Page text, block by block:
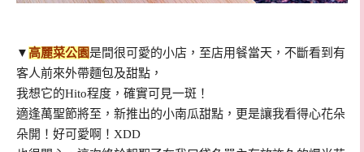
▼高麗菜公園是間很可愛的小店，至店用餐當天，不斷看到有
客人前來外帶麵包及甜點，
我想它的Hito程度，確實可見一斑！
適逢萬聖節將至，新推出的小南瓜甜點，更是讓我看得心花朵
朵開！好可愛啊！XDD